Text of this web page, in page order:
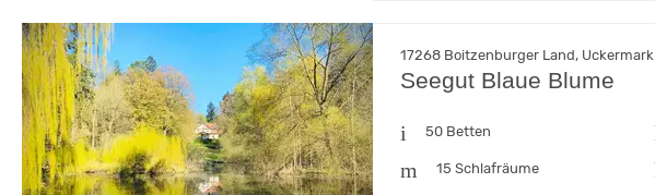
17268 Boitzenburger Land, Uckermark
Seegut Blaue Blume
50 Betten
15 Schlafräume